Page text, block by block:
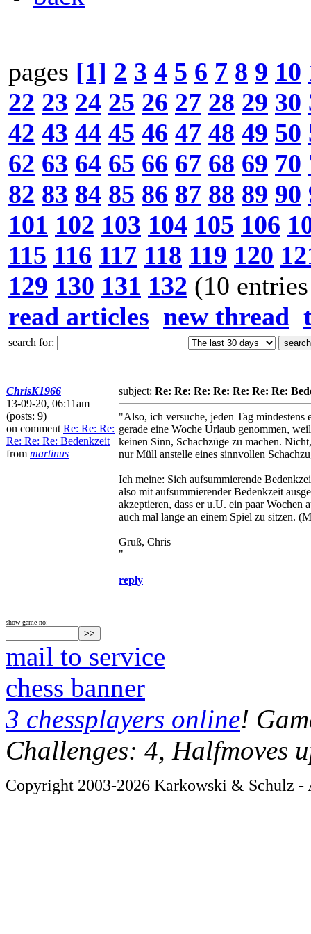
pages [1] 2 3 4 5 6 7 8 9 10
22 23 24 25 26 27 28 29 30
42 43 44 45 46 47 48 49 50
62 63 64 65 66 67 68 69 70
82 83 84 85 86 87 88 89 90
101 102 103 104 105 106
115 116 117 118 119 120
129 130 131 132 (10
read articles new thread
search for:
ChrisK1966
13-09-20, 06:11am
(posts: 9)
on comment Re: Re: Re:
Re: Re: Re: Bedenkzeit
from martinus
subject: Re: Re: Re: Re: Re: Re: Re:
"Also, ich versuche, jeden Tag
gerade eine Woche Urlaub genommen,
keinen Sinn, Schachzüge zu machen.
nur Müll anstelle eines sinnvollen
Ich meine: Sich aufsummierende
also mit aufsummierender Bedenkzeit
akzeptieren, dass er u.U. ein paar
auch mal lange an einem Spiel zu sitzen.
Gruß, Chris
"
reply
show game no:
mail to service
chess banner
3 chessplayers online!
Challenges: 4, Halfmoves
Copyright 2003-2026 Karkowski & Schulz